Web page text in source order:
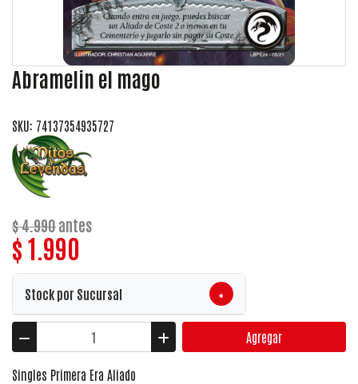
Abramelin el mago
SKU: 74137354935727
$ 4.990antes
$ 1.990
Stock por Sucursal +
Agregar
Singles Primera Era Aliado